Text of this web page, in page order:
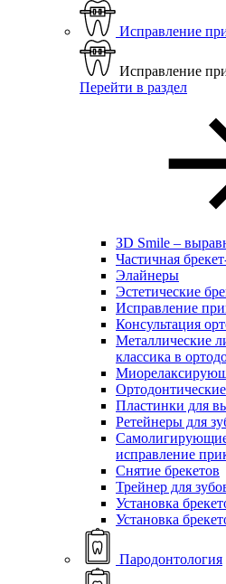
Исправление
Исправление
Перейти в раздел
ЗD Smile –
Частичная
Элайнеры
Эстетические
Исправление
Консультация
Металлические
классика в
Пластинки для
Ретейнеры для
исправление
Снятие брекетов
Трейнер для
Установка
Установка
Пародонтология